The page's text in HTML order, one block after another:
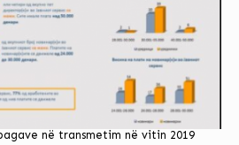
në transmetim në vitin 2019